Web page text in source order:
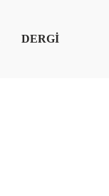
DERGİ